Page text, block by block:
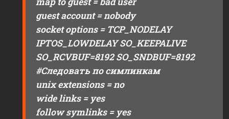
guest account = nobody
socket options = TCP_NODELAY
IPTOS_LOWDELAY SO_KEEPALIVE
SO_RCVBUF=8192 SO_SNDBUF=8192
#Следовать по симлинкам
unix extensions = no
wide links = yes
follow symlinks = yes